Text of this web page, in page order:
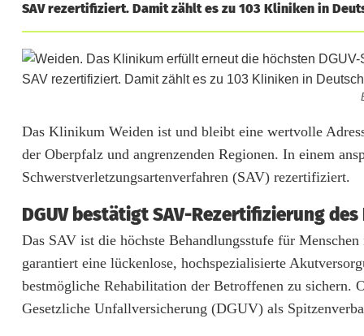
SAV rezertifiziert. Damit zählt es zu 103 Kliniken in
R
e
e
r
t
i
Das Klinikum Weiden ist und bleibt eine wertvolle
der Oberpfalz und angrenzenden Regionen. In einem
Schwerstverletzungsartenverfahren (SAV) rezertifiziert.
DGUV bestätigt SAV-Rezertifizierung
Das SAV ist die höchste Behandlungsstufe für
garantiert eine lückenlose, hochspezialisierte
bestmögliche Rehabilitation der Betroffenen zu sichern.
Gesetzliche Unfallversicherung (DGUV) als